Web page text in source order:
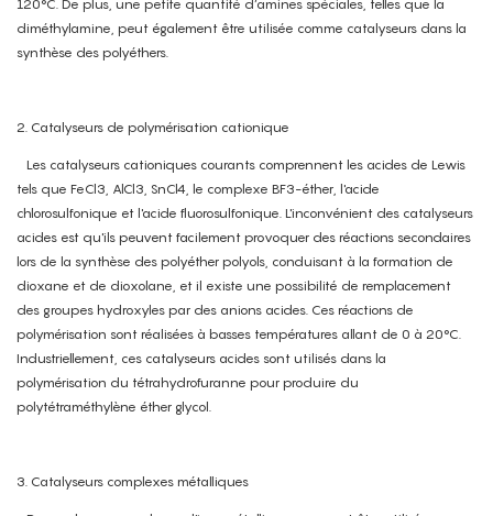
120°C. De plus, une petite quantité d’amines spéciales, telles que la
diméthylamine, peut également être utilisée comme catalyseurs dans la
synthèse des polyéthers.
2. Catalyseurs de polymérisation cationique
Les catalyseurs cationiques courants comprennent les acides de Lewis
tels que FeCl3, AlCl3, SnCl4, le complexe BF3-éther, l'acide
chlorosulfonique et l'acide fluorosulfonique. L'inconvénient des catalyseurs
acides est qu'ils peuvent facilement provoquer des réactions secondaires
lors de la synthèse des polyéther polyols, conduisant à la formation de
dioxane et de dioxolane, et il existe une possibilité de remplacement
des groupes hydroxyles par des anions acides. Ces réactions de
polymérisation sont réalisées à basses températures allant de 0 à 20°C.
Industriellement, ces catalyseurs acides sont utilisés dans la
polymérisation du tétrahydrofuranne pour produire du
polytétraméthylène éther glycol.
3. Catalyseurs complexes métalliques